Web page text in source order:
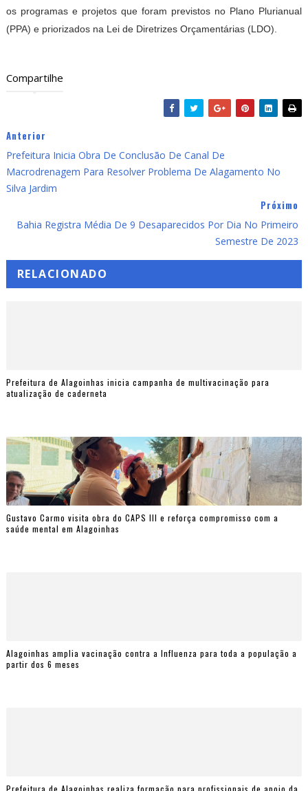
os programas e projetos que foram previstos no Plano Plurianual
(PPA) e priorizados na Lei de Diretrizes Orçamentárias (LDO).
Compartilhe
Anterior
Prefeitura Inicia Obra De Conclusão De Canal De
Macrodrenagem Para Resolver Problema De Alagamento No
Silva Jardim
Próximo
Bahia Registra Média De 9 Desaparecidos Por Dia No Primeiro
Semestre De 2023
RELACIONADO
Prefeitura de Alagoinhas inicia campanha de multivacinação para
atualização de caderneta
Gustavo Carmo visita obra do CAPS III e reforça compromisso com a
saúde mental em Alagoinhas
Alagoinhas amplia vacinação contra a Influenza para toda a população a
partir dos 6 meses
Prefeitura de Alagoinhas realiza formação para profissionais de apoio da